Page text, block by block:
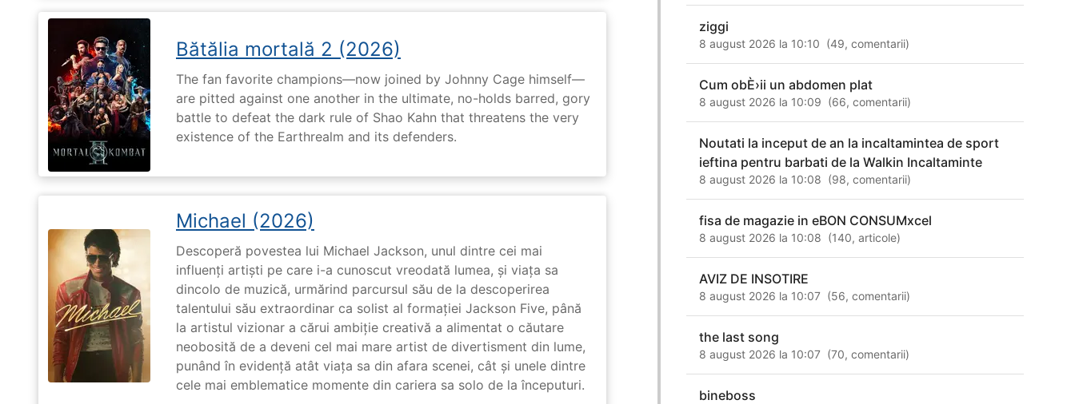
Bătălia mortală 2 (2026)
The fan favorite champions—now joined by Johnny Cage himself—
are pitted against one another in the ultimate, no-holds barred, gory
battle to defeat the dark rule of Shao Kahn that threatens the very
existence of the Earthrealm and its defenders.
Michael (2026)
Descoperă povestea lui Michael Jackson, unul dintre cei mai
influenți artiști pe care i-a cunoscut vreodată lumea, și viața sa
dincolo de muzică, urmărind parcursul său de la descoperirea
talentului său extraordinar ca solist al formației Jackson Five, până
la artistul vizionar a cărui ambiție creativă a alimentat o căutare
neobosită de a deveni cel mai mare artist de divertisment din lume,
punând în evidență atât viața sa din afara scenei, cât și unele dintre
cele mai emblematice momente din cariera sa solo de la începuturi.
ziggi
8 august 2026 la 10:10 (49,comentarii)
Cum obÈ›ii un abdomen plat
8 august 2026 la 10:09 (66,comentarii)
Noutati la inceput de an la incaltamintea de sport
ieftina pentru barbati de la Walkin Incaltaminte
8 august 2026 la 10:08 (98,comentarii)
fisa de magazie in eBON CONSUMxcel
8 august 2026 la 10:08 (140,articole)
AVIZ DE INSOTIRE
8 august 2026 la 10:07 (56,comentarii)
the last song
8 august 2026 la 10:07 (70,comentarii)
bineboss